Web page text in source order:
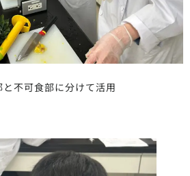
不可食部に分けて活用